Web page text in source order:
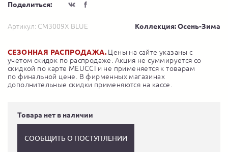
Поделиться:
Артикул: CM3009X BLUE Коллекция: Осень-Зима
СЕЗОННАЯ РАСПРОДАЖА. Цены на сайте указаны с
учетом скидок по распродаже. Акция не суммируется со
скидкой по карте MEUCCI и не применяется к товарам
по финальной цене. В фирменных магазинах
дополнительные скидки применяются на кассе.
Товара нет в наличии
СООБЩИТЬ О ПОСТУПЛЕНИИ